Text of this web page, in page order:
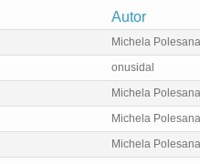
Autor
Michela Polesana
onusidal
Michela Polesana
Michela Polesana
Michela Polesana